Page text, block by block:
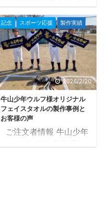
府県 兵庫県 タオルの種
類 マフラータオル
20×107cm タオル産地
国産生地 プリントの種類
染料プリント 色数 2色
黄・エンジ 納品まで ご
注文後タオルツクール営
業日の10日後に納品 補
足 お客様から頂いたイメ
ージを基に製作 目次1 マ
フラータオル製作事例1.1
デザイン確定までの流れ
記念 スポーツ応援 製作実績
2026/2/20
牛山少年ウルフ様オリジナル
フェイスタオルの製作事例と
お客様の声
ご注文者情報 牛山少年